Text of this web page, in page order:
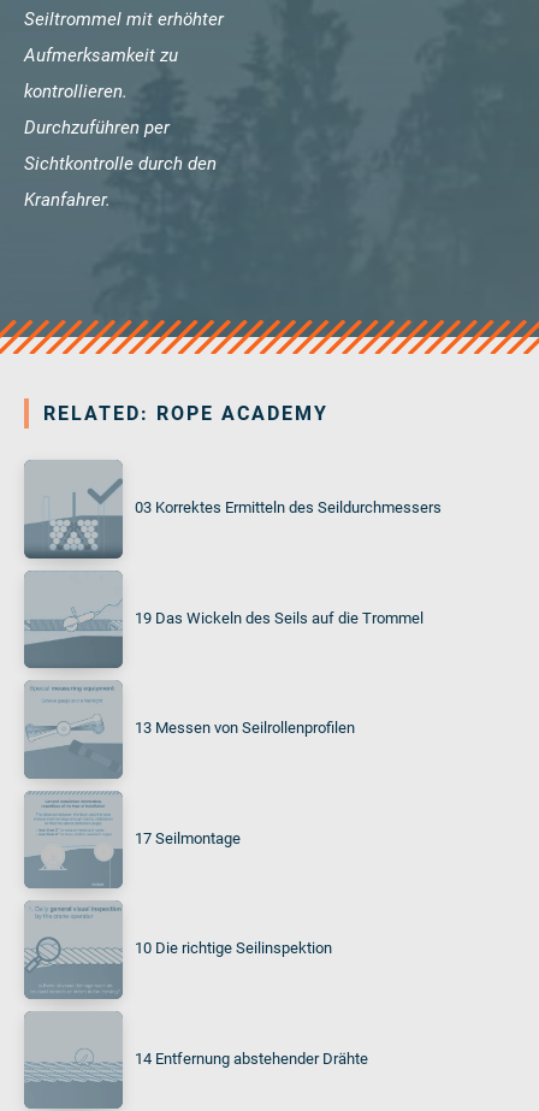
Seiltrommel mit erhöhter
Aufmerksamkeit zu
kontrollieren.
Durchzuführen per
Sichtkontrolle durch den
Kranfahrer.
RELATED: ROPE ACADEMY
03 Korrektes Ermitteln des Seildurchmessers
19 Das Wickeln des Seils auf die Trommel
13 Messen von Seilrollenprofilen
17 Seilmontage
10 Die richtige Seilinspektion
14 Entfernung abstehender Drähte